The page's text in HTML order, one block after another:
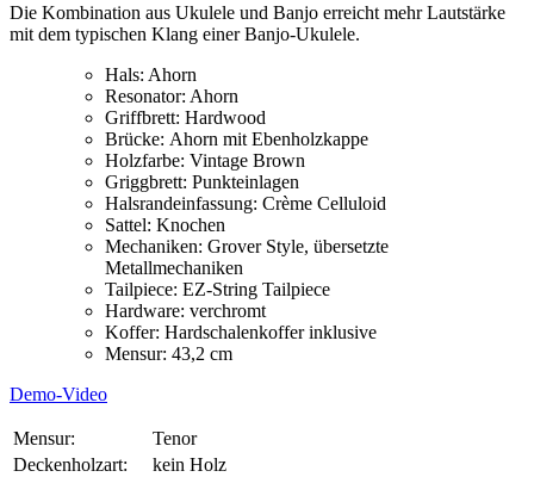
Die Kombination aus Ukulele und Banjo erreicht mehr Lautstärke
mit dem typischen Klang einer Banjo-Ukulele.
Hals: Ahorn
Resonator: Ahorn
Griffbrett: Hardwood
Brücke: Ahorn mit Ebenholzkappe
Holzfarbe: Vintage Brown
Griggbrett: Punkteinlagen
Halsrandeinfassung: Crème Celluloid
Sattel: Knochen
Mechaniken: Grover Style, übersetzte
Metallmechaniken
Tailpiece: EZ-String Tailpiece
Hardware: verchromt
Koffer: Hardschalenkoffer inklusive
Mensur: 43,2 cm
Demo-Video
Mensur:
Tenor
Deckenholzart:
kein Holz